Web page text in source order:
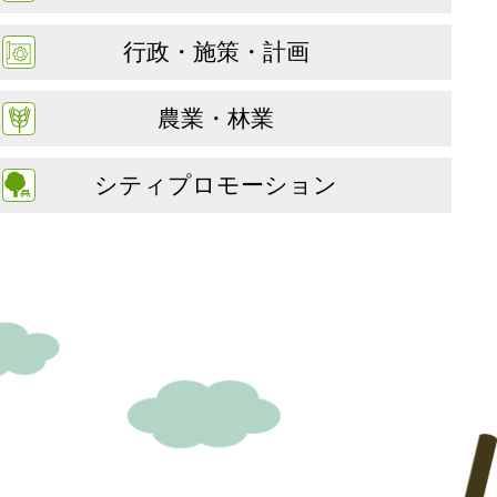
行政・施策・計画
農業・林業
シティプロモーション